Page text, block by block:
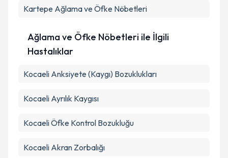
Kartepe Ağlama ve Öfke Nöbetleri
Ağlama ve Öfke Nöbetleri ile İlgili
Hastalıklar
Kocaeli Anksiyete (Kaygı) Bozuklukları
Kocaeli Ayrılık Kaygısı
Kocaeli Öfke Kontrol Bozukluğu
Kocaeli Akran Zorbalığı